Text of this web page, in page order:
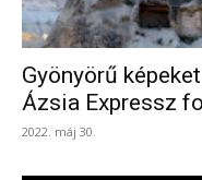
Gyönyörű
Ázsia Expressz
2022. máj 30.